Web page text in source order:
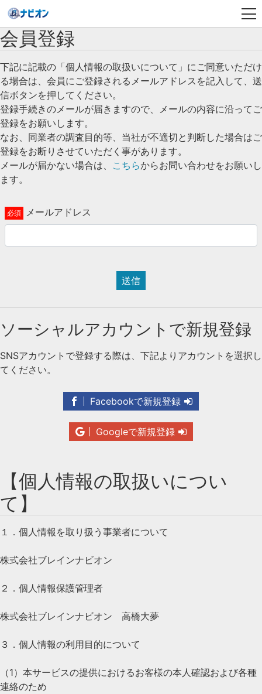
会員登録
下記に記載の「個人情報の取扱いについて」にご同意いただけ
る場合は、会員にご登録されるメールアドレスを記入して、送
信ボタンを押してください。
登録手続きのメールが届きますので、メールの内容に沿ってご
登録をお願いします。
なお、同業者の調査目的等、当社が不適切と判断した場合はご
登録をお断りさせていただく事があります。
メールが届かない場合は、 こちらからお問い合わせをお願いし
ます。
メールアドレス
送信
ソーシャルアカウントで新規登録
SNSアカウントで登録する際は、下記よりアカウントを選択し
てください。
Facebookで新規登録
Googleで新規登録
【個人情報の取扱いについ
て】
１．個人情報を取り扱う事業者について
株式会社ブレインナビオン
２．個人情報保護管理者
株式会社ブレインナビオン 高橋大夢
３．個人情報の利用目的について
（1）本サービスの提供におけるお客様の本人確認および各種
連絡のため